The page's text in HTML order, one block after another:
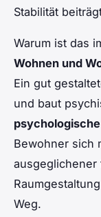
Stabilität
Warum ist das
Wohnen und
Ein gut
und baut
Bewohner sich
ausgeglichener
Weg.